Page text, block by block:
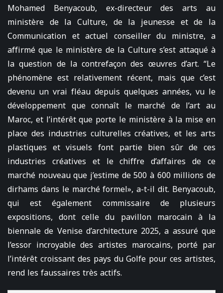
Mohamed Benyacoub, ex-directeur des arts au
ministère de la Culture, de la jeunesse et de la
Communication et actuel conseiller du ministre, a
affirmé que le ministère de la Culture s’est attaqué à
la question de la contrefaçon des œuvres d’art. “Le
phénomène est relativement récent, mais que c’est
devenu un vrai fléau depuis quelques années, vu le
développement que connaît le marché de l’art au
Maroc, et l’intérêt que porte le ministère à la mise en
place des industries culturelles créatives, et les arts
plastiques et visuels font partie bien sûr de ces
industries créatives et le chiffre d’affaires de ce
marché nouveau que j’estime de 500 à 600 millions de
dirhams dans le marché formel», a-t-il dit. Benyacoub,
qui est également commissaire de plusieurs
expositions, dont celle du pavillon marocain à la
biennale de Venise d’architecture 2025, a assuré que
l’essor incroyable des artistes marocains, porté par
l’intérêt croissant des pays du Golfe pour ces artistes,
rend les faussaires très actifs.